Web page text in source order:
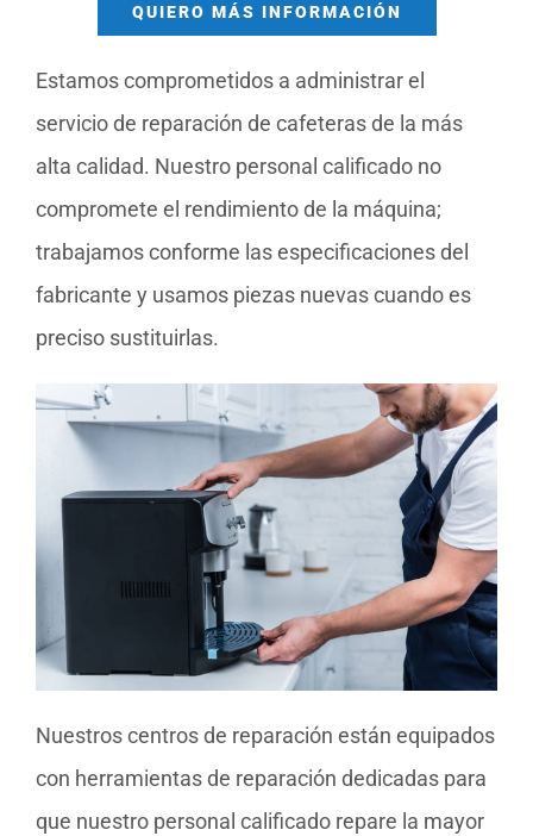
QUIERO MÁS INFORMACIÓN
Estamos comprometidos a administrar el
servicio de reparación de cafeteras de la más
alta calidad. Nuestro personal calificado no
compromete el rendimiento de la máquina;
trabajamos conforme las especificaciones del
fabricante y usamos piezas nuevas cuando es
preciso sustituirlas.
Nuestros centros de reparación están equipados
con herramientas de reparación dedicadas para
que nuestro personal calificado repare la mayor